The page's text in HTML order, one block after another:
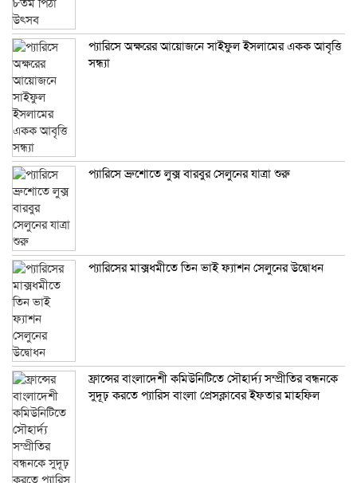
প্যারিসে অক্ষরের আয়োজনে সাইফুল ইসলামের একক আবৃত্তি
সন্ধ্যা
প্যারিসে ব্রুশোতে লুক্স বারবুর সেলুনের যাত্রা শুরু
প্যারিসের মাক্সধমীতে তিন ভাই ফ্যাশন সেলুনের উদ্বোধন
ফ্রান্সের বাংলাদেশী কমিউনিটিতে সৌহার্দ্য সম্প্রীতির বন্ধনকে
সুদূঢ় করতে প্যারিস বাংলা প্রেসক্লাবের ইফতার মাহফিল